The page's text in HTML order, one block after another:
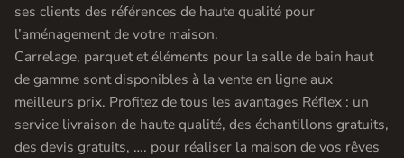
ses clients des références de haute qualité pour
l’aménagement de votre maison.
Carrelage, parquet et éléments pour la salle de bain haut
de gamme sont disponibles à la vente en ligne aux
meilleurs prix. Profitez de tous les avantages Réflex : un
service livraison de haute qualité, des échantillons gratuits,
des devis gratuits, …. pour réaliser la maison de vos rêves